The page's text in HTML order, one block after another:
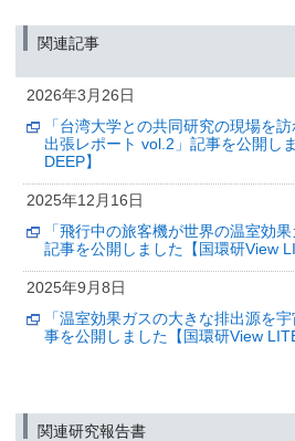
代機へ継承
～ボーイング787-9型機による大気
（筑波研究学園都市記者会、環境省記者ク
—温室効果ガス削減を目指して—
大阪都市部のメタン排出を移動観測
（大阪科学・大学記者クラブ、文部科学記
記者会、環境省記者クラブ、環境記者会同時
2025年10月10日
職員が自らマンガ化
（筑波研究学園都市記者会、環境省記者クラ
クラブ、郡山記者クラブ同時配付）
事を公開しました【国環研View LITE
関連記事
2026年3月26日
「台湾大学との共同研究の現場を
出張レポート vol.2」記事を公開し
DEEP】
2025年12月16日
「飛行中の旅客機が世界の温室効
記事を公開しました【国環研View
2025年9月8日
「温室効果ガスの大きな排出源を
事を公開しました【国環研View LITE
いに宇宙へ」記事を公開しました【
関連研究報告書